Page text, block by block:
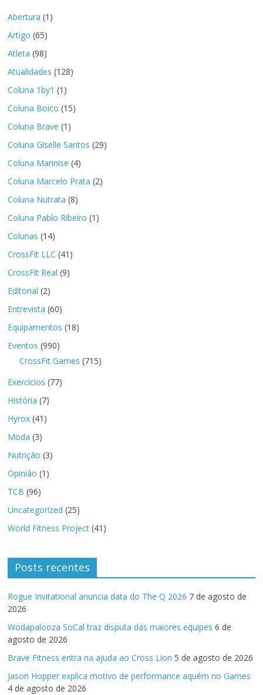
Abertura (1)
Artigo (65)
Atleta (98)
Atualidades (128)
Coluna 1by1 (1)
Coluna Boico (15)
Coluna Brave (1)
Coluna Giselle Santos (29)
Coluna Mannise (4)
Coluna Marcelo Prata (2)
Coluna Nutrata (8)
Coluna Pablo Ribeiro (1)
Colunas (14)
CrossFit LLC (41)
CrossFit Real (9)
Editorial (2)
Entrevista (60)
Equipamentos (18)
Eventos (990)
CrossFit Games (715)
Exercícios (77)
História (7)
Hyrox (41)
Moda (3)
Nutrição (3)
Opinião (1)
TCB (96)
Uncategorized (25)
World Fitness Project (41)
Posts recentes
Rogue Invitational anuncia data do The Q 2026 7 de agosto de
2026
Wodapalooza SoCal traz disputa das maiores equipes 6 de
agosto de 2026
Brave Fitness entra na ajuda ao Cross Lion 5 de agosto de 2026
Jason Hopper explica motivo de performance aquém no Games
4 de agosto de 2026